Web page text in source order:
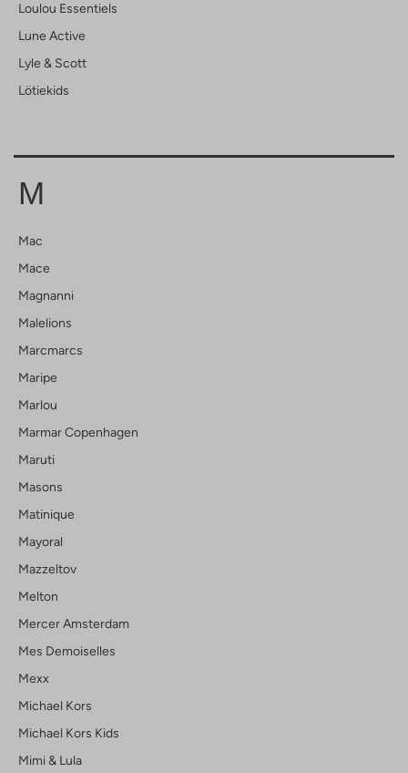
Loulou Essentiels
Lune Active
Lyle & Scott
Lötiekids
M
Mac
Mace
Magnanni
Malelions
Marcmarcs
Maripe
Marlou
Marmar Copenhagen
Maruti
Masons
Matinique
Mayoral
Mazzeltov
Melton
Mercer Amsterdam
Mes Demoiselles
Mexx
Michael Kors
Michael Kors Kids
Mimi & Lula